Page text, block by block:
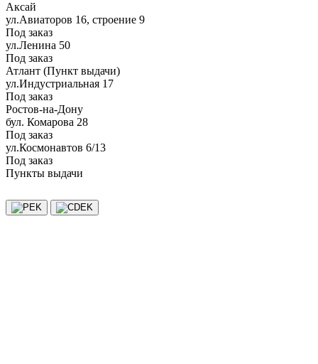
Аксай
ул.Авиаторов 16, строение 9
Под заказ
ул.Ленина 50
Под заказ
Атлант (Пункт выдачи)
ул.Индустриальная 17
Под заказ
Ростов-на-Дону
бул. Комарова 28
Под заказ
ул.Космонавтов 6/13
Под заказ
Пункты выдачи